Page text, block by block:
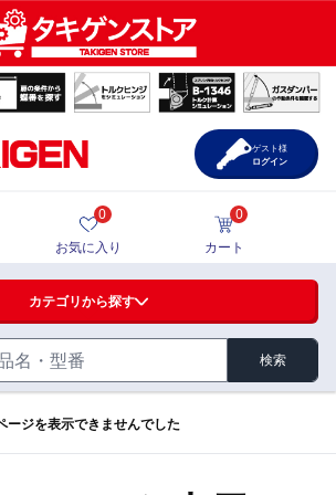
・取手・つまみ・周辺機器
テー・周辺機器
グ
カテゴリから探す
検索
0
お気に入り
0
カート
ゲスト様
ログイン
ージを表示できませんでした